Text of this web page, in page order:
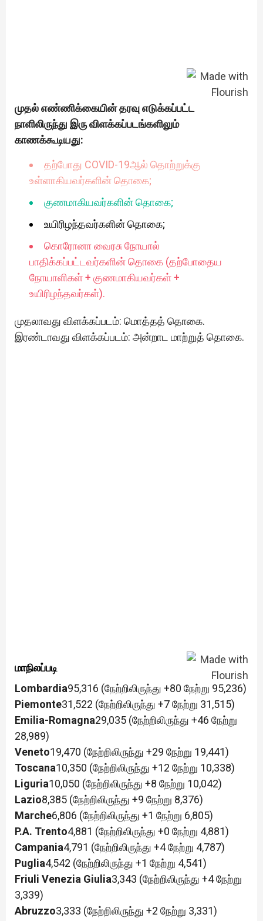
முதல் எண்ணிக்கையின் தரவு எடுக்கப்பட்ட
நாளிலிருந்து இரு விளக்கப்படங்களிலும்
காணக்கூடியது:
தற்போது COVID-19ஆல் தொற்றுக்கு
உள்ளாகியவர்களின் தொகை;
குணமாகியவர்களின் தொகை;
உயிரிழந்தவர்களின் தொகை;
கொரோனா வைரசு நோயால்
பாதிக்கப்பட்டவர்களின் தொகை (தற்போதைய
நோயாளிகள் + குணமாகியவர்கள் +
உயிரிழந்தவர்கள்).
முதலாவது விளக்கப்படம்: மொத்தத் தொகை.
இரண்டாவது விளக்கப்படம்: அன்றாட மாற்றுத் தொகை.
மாநிலப்படி
Lombardia95,316 (நேற்றிலிருந்து +80 நேற்று 95,236)
Piemonte31,522 (நேற்றிலிருந்து +7 நேற்று 31,515)
Emilia-Romagna29,035 (நேற்றிலிருந்து +46 நேற்று
28,989)
Veneto19,470 (நேற்றிலிருந்து +29 நேற்று 19,441)
Toscana10,350 (நேற்றிலிருந்து +12 நேற்று 10,338)
Liguria10,050 (நேற்றிலிருந்து +8 நேற்று 10,042)
Lazio8,385 (நேற்றிலிருந்து +9 நேற்று 8,376)
Marche6,806 (நேற்றிலிருந்து +1 நேற்று 6,805)
P.A. Trento4,881 (நேற்றிலிருந்து +0 நேற்று 4,881)
Campania4,791 (நேற்றிலிருந்து +4 நேற்று 4,787)
Puglia4,542 (நேற்றிலிருந்து +1 நேற்று 4,541)
Friuli Venezia Giulia3,343 (நேற்றிலிருந்து +4 நேற்று
3,339)
Abruzzo3,333 (நேற்றிலிருந்து +2 நேற்று 3,331)